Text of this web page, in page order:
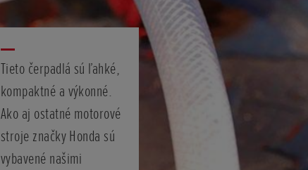
Tieto čerpadlá sú ľahké,
kompaktné a výkonné.
Ako aj ostatné motorové
stroje značky Honda sú
vybavené našimi